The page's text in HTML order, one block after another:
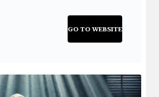
GO TO WEBSITE